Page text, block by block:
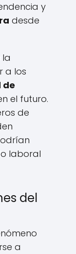
y
desde
a los
de
el futuro.
de
laboral
del
a